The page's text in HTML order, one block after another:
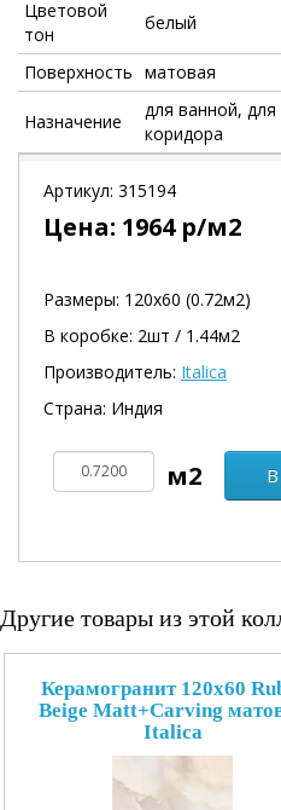
Цветовой
тон
белый
Поверхность матовая
Назначение
для ванной,
коридора
Артикул: 315194
Цена: 1964р/м2
Размеры: 120х60 (0.72м2)
В коробке: 2шт / 1.44м2
Производитель: Italica
Страна: Индия
Другие товары из этой
Керамогранит 120x60
Beige Matt+Carving
Italica